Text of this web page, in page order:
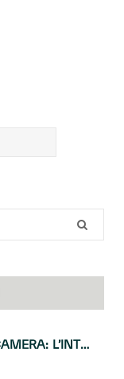
LOGITECH RALLY AI CAMERA: L’INTELLIGENZA ARTIFICIALE ENTRA NELLE SALE RIUNIONI DI NUOVA GENERAZIONE